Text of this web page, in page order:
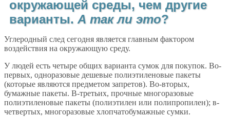
окружающей среды, чем другие
варианты. А так ли это?
Углеродный след сегодня является главным фактором
воздействия на окружающую среду.
У людей есть четыре общих варианта сумок для покупок. Во-
первых, одноразовые дешевые полиэтиленовые пакеты
(которые являются предметом запретов). Во-вторых,
бумажные пакеты. В-третьих, прочные многоразовые
полиэтиленовые пакеты (полиэтилен или полипропилен); в-
четвертых, многоразовые хлопчатобумажные сумки.